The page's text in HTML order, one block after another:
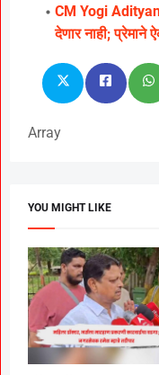
CM Yogi
देणार नाही; प्रेमाने
Array
YOU MIGHT LIKE